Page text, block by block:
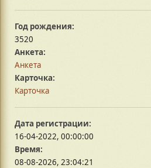
Год рождения:
3520
Анкета:
Анкета
Карточка:
Карточка
Дата регистрации:
16-04-2022, 00:00:00
Время:
08-08-2026, 23:04:21